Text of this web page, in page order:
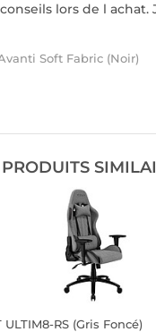
lors de l achat.
Soft Fabric (Noir)
PRODUITS
ULTIM8-RS (Gris Foncé)